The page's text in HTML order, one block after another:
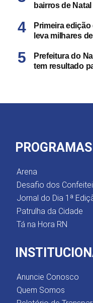
bairros de
Primeira
leva milhares
Prefeitura do
tem resultado
PROGRAMAS
Arena
Desafio dos
Jornal do Dia 1ª
Patrulha da Cidade
Tá na Hora RN
Anuncie Conosco
Quem Somos